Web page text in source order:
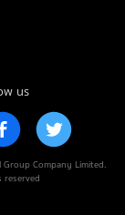
us
Company Limited.
reserved